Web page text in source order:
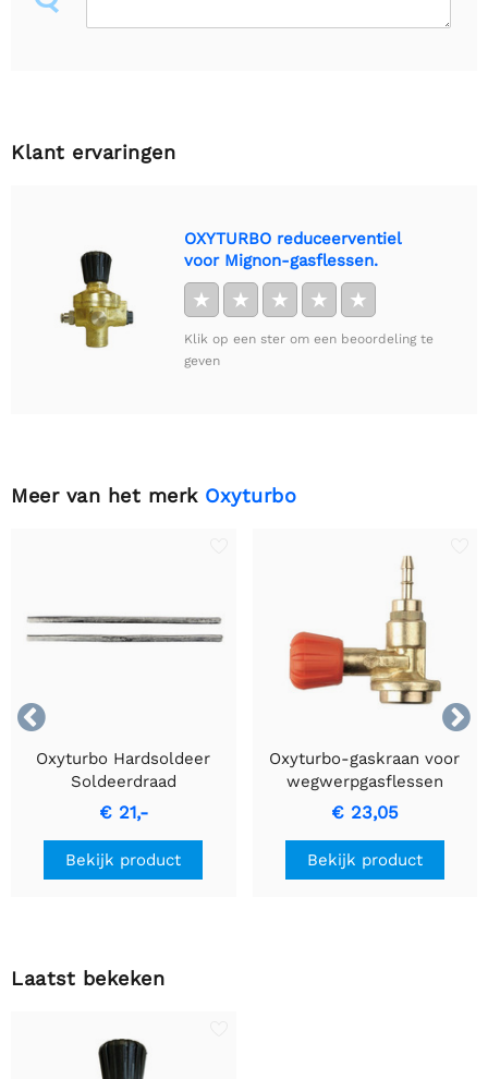
Klant ervaringen
OXYTURBO reduceerventiel
voor Mignon-gasflessen.
★ ★ ★ ★ ★
Klik op een ster om een beoordeling te
geven
Meer van het merk Oxyturbo


Oxyturbo Hardsoldeer
Soldeerdraad
€ 21,-
Bekijk product
Oxyturbo-gaskraan voor
wegwerpgasflessen
€ 23,05
Bekijk product
Laatst bekeken